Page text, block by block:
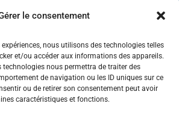
le consentement
nous utilisons des technologies telles
et/ou accéder aux informations des appareils.
technologies nous permettra de traiter des
de navigation ou les ID uniques sur ce
ou de retirer son consentement peut avoir
caractéristiques et fonctions.
découvertes d’André-
232, Code APE : 9412Z TVA intra-
785 393 232